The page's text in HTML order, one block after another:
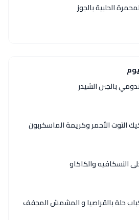
الحلبية بالجوز
بالجبن الشيدر
التوت الأحمر وكريمة الماسكربون
النسكافيه والكاكاو
حلة بالقراصيا و المشمش المجفف